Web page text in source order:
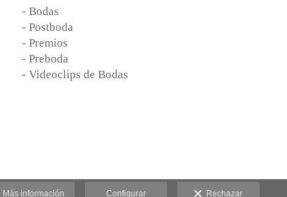
- Bodas
- Postboda
- Premios
- Preboda
- Videoclips de Bodas
Más información Configurar Rechazar